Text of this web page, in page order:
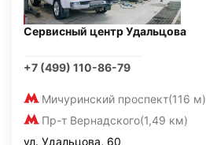
Сервисный центр Удальцова
+7 (499) 110-86-79
Мичуринский проспект(116 м)
Пр-т Вернадского(1,49 км)
ул. Удальцова, 60